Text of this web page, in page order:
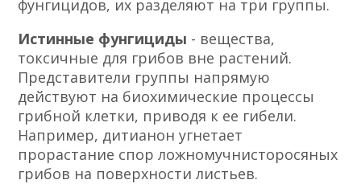
фунгицидов, их разделяют на три группы.
Истинные фунгициды - вещества,
токсичные для грибов вне растений.
Представители группы напрямую
действуют на биохимические процессы
грибной клетки, приводя к ее гибели.
Например, дитианон угнетает
прорастание спор ложномучнисторосяных
грибов на поверхности листьев.